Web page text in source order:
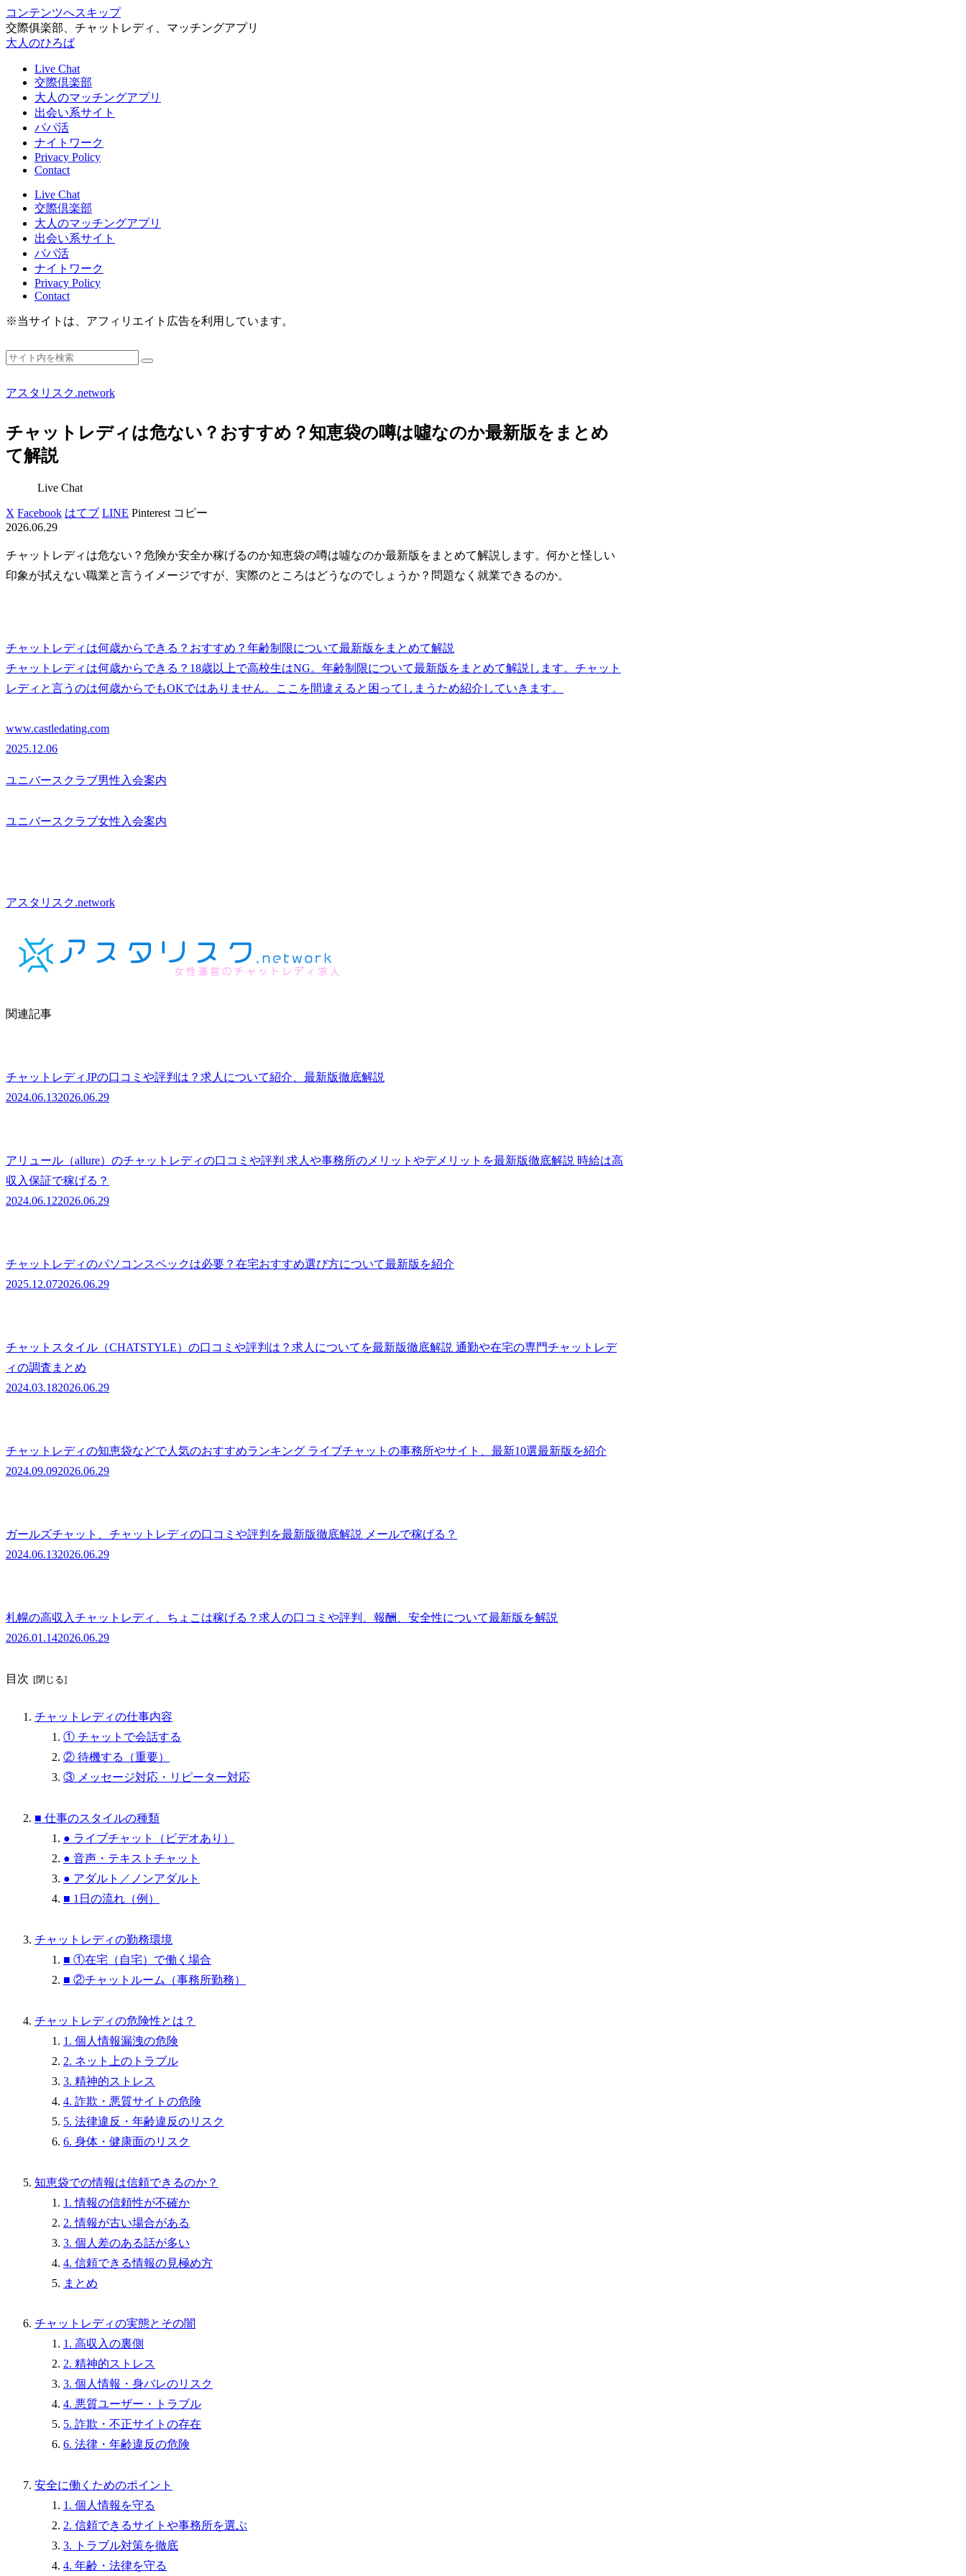
コンテンツへスキップ
交際俱楽部、チャットレディ、マッチングアプリ
大人のひろば
Live Chat
交際倶楽部
大人のマッチングアプリ
出会い系サイト
パパ活
ナイトワーク
Privacy Policy
Contact
Live Chat
交際倶楽部
大人のマッチングアプリ
出会い系サイト
パパ活
ナイトワーク
Privacy Policy
Contact
※当サイトは、アフィリエイト広告を利用しています。
アスタリスク.network
チャットレディは危ない？おすすめ？知恵袋の噂は噓なのか最新版をまとめ
て解説
Live Chat
X Facebook はてブ LINE Pinterest コピー
2026.06.29
チャットレディは危ない？危険か安全か稼げるのか知恵袋の噂は噓なのか最新版をまとめて解説します。何かと怪しい
印象が拭えない職業と言うイメージですが、実際のところはどうなのでしょうか？問題なく就業できるのか。
チャットレディは何歳からできる？おすすめ？年齢制限について最新版をまとめて解説
チャットレディは何歳からできる？18歳以上で高校生はNG。年齢制限について最新版をまとめて解説します。チャット
レディと言うのは何歳からでもOKではありません。ここを間違えると困ってしまうため紹介していきます。
www.castledating.com
2025.12.06
ユニバースクラブ男性入会案内
ユニバースクラブ女性入会案内
アスタリスク.network
関連記事
チャットレディJPの口コミや評判は？求人について紹介、最新版徹底解説
2024.06.132026.06.29
アリュール（allure）のチャットレディの口コミや評判 求人や事務所のメリットやデメリットを最新版徹底解説 時給は高
収入保証で稼げる？
2024.06.122026.06.29
チャットレディのパソコンスペックは必要？在宅おすすめ選び方について最新版を紹介
2025.12.072026.06.29
チャットスタイル（CHATSTYLE）の口コミや評判は？求人についてを最新版徹底解説 通勤や在宅の専門チャットレデ
ィの調査まとめ
2024.03.182026.06.29
チャットレディの知恵袋などで人気のおすすめランキング ライブチャットの事務所やサイト、最新10選最新版を紹介
2024.09.092026.06.29
ガールズチャット、チャットレディの口コミや評判を最新版徹底解説 メールで稼げる？
2024.06.132026.06.29
札幌の高収入チャットレディ、ちょこは稼げる？求人の口コミや評判、報酬、安全性について最新版を解説
2026.01.142026.06.29
目次
チャットレディの仕事内容
① チャットで会話する
② 待機する（重要）
③ メッセージ対応・リピーター対応
■ 仕事のスタイルの種類
● ライブチャット（ビデオあり）
● 音声・テキストチャット
● アダルト／ノンアダルト
■ 1日の流れ（例）
チャットレディの勤務環境
■ ①在宅（自宅）で働く場合
■ ②チャットルーム（事務所勤務）
チャットレディの危険性とは？
1. 個人情報漏洩の危険
2. ネット上のトラブル
3. 精神的ストレス
4. 詐欺・悪質サイトの危険
5. 法律違反・年齢違反のリスク
6. 身体・健康面のリスク
知恵袋での情報は信頼できるのか？
1. 情報の信頼性が不確か
2. 情報が古い場合がある
3. 個人差のある話が多い
4. 信頼できる情報の見極め方
まとめ
チャットレディの実態とその闇
1. 高収入の裏側
2. 精神的ストレス
3. 個人情報・身バレのリスク
4. 悪質ユーザー・トラブル
5. 詐欺・不正サイトの存在
6. 法律・年齢違反の危険
安全に働くためのポイント
1. 個人情報を守る
2. 信頼できるサイトや事務所を選ぶ
3. トラブル対策を徹底
4. 年齢・法律を守る